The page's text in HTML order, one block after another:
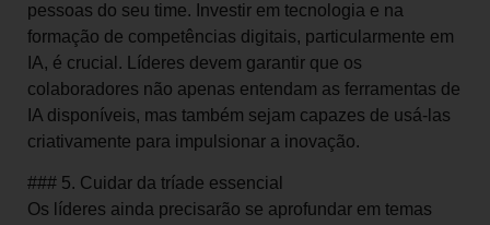
pessoas do seu time. Investir em tecnologia e na
formação de competências digitais, particularmente em
IA, é crucial. Líderes devem garantir que os
colaboradores não apenas entendam as ferramentas de
IA disponíveis, mas também sejam capazes de usá-las
criativamente para impulsionar a inovação.
### 5. Cuidar da tríade essencial
Os líderes ainda precisarão se aprofundar em temas